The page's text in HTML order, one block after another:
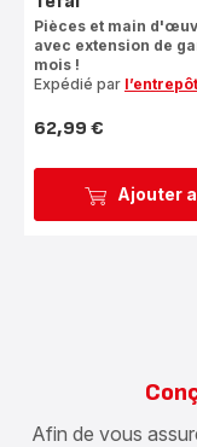
Ajouter
Pièces et main
avec extension de
mois !
Expédié par
Prix
62,99 €
Afin de vous